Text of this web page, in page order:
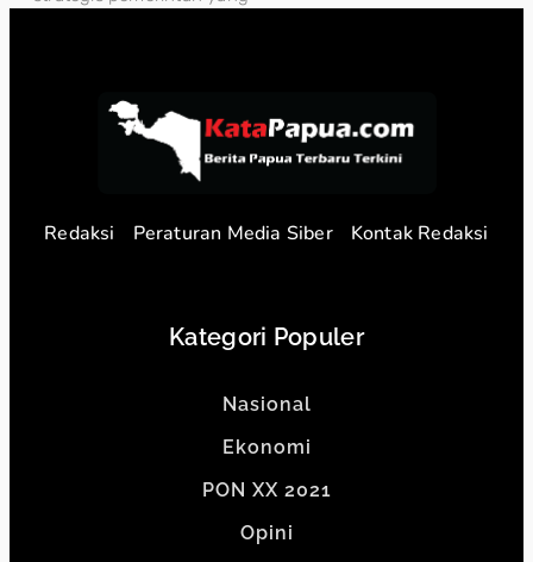
Redaksi Peraturan Media Siber Kontak Redaksi
Kategori Populer
Nasional
Ekonomi
PON XX 2021
Opini